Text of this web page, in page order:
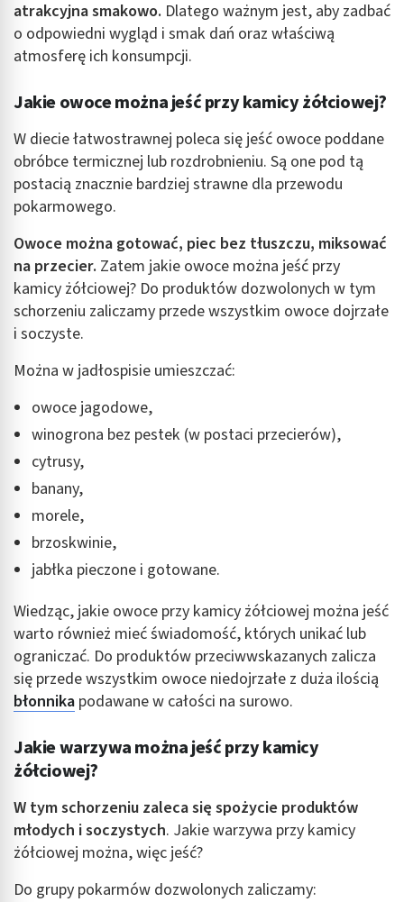
atrakcyjna smakowo. Dlatego ważnym jest, aby zadbać
o odpowiedni wygląd i smak dań oraz właściwą
atmosferę ich konsumpcji.
Jakie owoce można jeść przy kamicy żółciowej?
W diecie łatwostrawnej poleca się jeść owoce poddane
obróbce termicznej lub rozdrobnieniu. Są one pod tą
postacią znacznie bardziej strawne dla przewodu
pokarmowego.
Owoce można gotować, piec bez tłuszczu, miksować
na przecier. Zatem jakie owoce można jeść przy
kamicy żółciowej? Do produktów dozwolonych w tym
schorzeniu zaliczamy przede wszystkim owoce dojrzałe
i soczyste.
Można w jadłospisie umieszczać:
owoce jagodowe,
winogrona bez pestek (w postaci przecierów),
cytrusy,
banany,
morele,
brzoskwinie,
jabłka pieczone i gotowane.
Wiedząc, jakie owoce przy kamicy żółciowej można jeść
warto również mieć świadomość, których unikać lub
ograniczać. Do produktów przeciwwskazanych zalicza
się przede wszystkim owoce niedojrzałe z duża ilością
błonnika podawane w całości na surowo.
Jakie warzywa można jeść przy kamicy
żółciowej?
W tym schorzeniu zaleca się spożycie produktów
młodych i soczystych. Jakie warzywa przy kamicy
żółciowej można, więc jeść?
Do grupy pokarmów dozwolonych zaliczamy: